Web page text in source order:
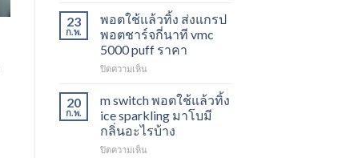
ให้
ไอ
หัว
มา
โบ
สตอ
กลิ่น
หัว
พอ
ตมา
M
Switch
15K
หัว
มา
องุ่น
ร้าน
ขาย
พอต
ใช้
23
ก.พ.
พอตใช้แล้วทิ้ง ส่งแกรป
พอตชาร์จกี่นาที vmc
5000 puff ราคา
ปิดความเห็นบน
ทิ้ง
ส่ง
แกรป
20
ก.พ.
m switch พอตใช้แล้วทิ้ง
ice sparkling มาโบมี
กลิ่นอะไรบ้าง
ปิดความเห็นบน